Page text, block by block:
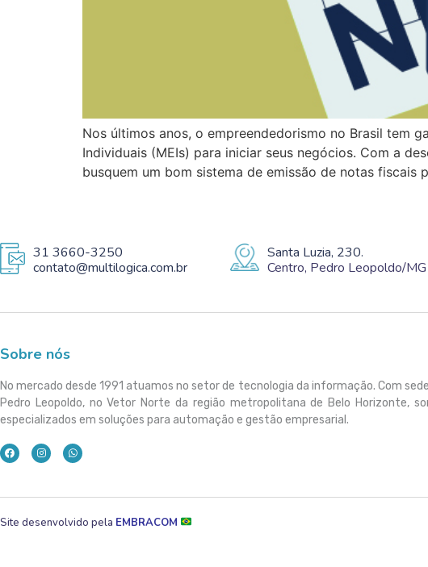
Nos últimos anos, o empreendedorismo no Brasil tem
Individuais (MEIs) para iniciar seus negócios. Com a
busquem um bom sistema de emissão de notas
31 3660-3250
contato@multilogica.com.br
Santa Luzia, 230.
Centro, Pedro Leopoldo/MG
Sobre nós
No mercado desde 1991 atuamos no setor de tecnologia da informação. Com
Pedro Leopoldo, no Vetor Norte da região metropolitana de Belo Horizonte,
especializados em soluções para automação e gestão empresarial.
Site desenvolvido pela EMBRACOM